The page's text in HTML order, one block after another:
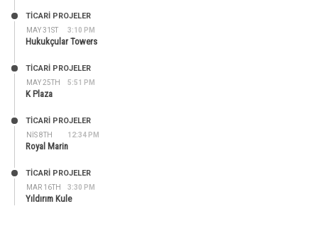
MAY 31ST 3:10 PM
TİCARİ PROJELER
Hukukçular Towers
MAY 25TH 5:51 PM
TİCARİ PROJELER
K Plaza
NIS 8TH 12:34 PM
TİCARİ PROJELER
Royal Marin
MAR 16TH 3:30 PM
TİCARİ PROJELER
Yıldırım Kule